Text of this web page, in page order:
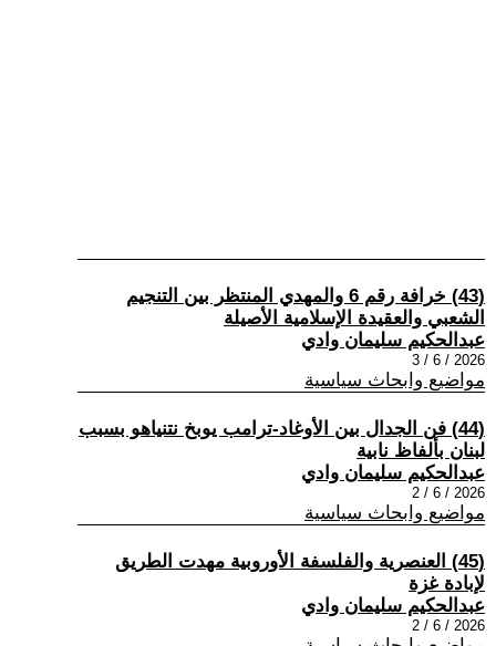
(43) خرافة رقم 6 والمهدي المنتظر بين التنجيم
الشعبي والعقيدة الإسلامية الأصيلة
عبدالحكيم سليمان وادي
2026 / 6 / 3
مواضيع وابحاث سياسية
(44) فن الجدال بين الأوغاد-ترامب يوبخ نتنياهو بسبب
لبنان بألفاظ نابية
عبدالحكيم سليمان وادي
2026 / 6 / 2
مواضيع وابحاث سياسية
(45) العنصرية والفلسفة الأوروبية مهدت الطريق
لإبادة غزة
عبدالحكيم سليمان وادي
2026 / 6 / 2